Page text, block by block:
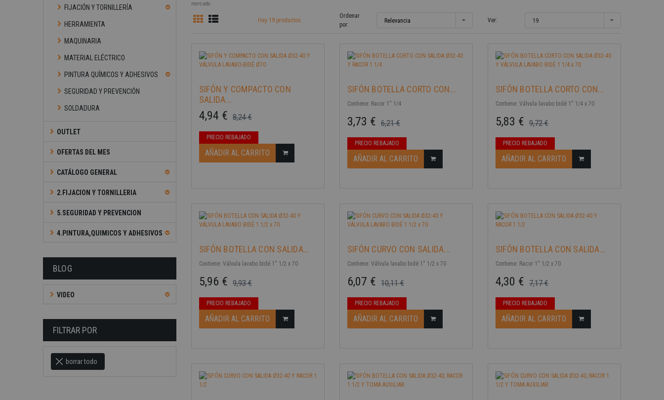
FIJACIÓN Y TORNILLERÍA
HERRAMIENTA
MAQUINARIA
MATERIAL ELÉCTRICO
PINTURA QUÍMICOS Y ADHESIVOS
SEGURIDAD Y PREVENCIÓN
SOLDADURA
OUTLET
OFERTAS DEL MES
CATÁLOGO GENERAL
2.FIJACION Y TORNILLERIA
5.SEGURIDAD Y PREVENCION
4.PINTURA,QUIMICOS Y ADHESIVOS
BLOG
VIDEO
FILTRAR POR
borrar todo
mercado.
Hay 19 productos.
Ordenar
por:
Relevancia Ver: 19
SIFÓN Y COMPACTO CON
SALIDA...
8,24 €
4,94 €
PRECIO REBAJADO
AÑADIR AL CARRITO
SIFÓN BOTELLA CORTO CON...
Contiene: Racor 1'' 1/4
6,21 €
3,73 €
PRECIO REBAJADO
AÑADIR AL CARRITO
SIFÓN BOTELLA CORTO CON...
Contiene: Válvula lavabo bidé 1'' 1/4 x 70
9,72 €
5,83 €
PRECIO REBAJADO
AÑADIR AL CARRITO
SIFÓN BOTELLA CON SALIDA...
Contiene: Válvula lavabo bidé 1'' 1/2 x 70
9,93 €
5,96 €
PRECIO REBAJADO
AÑADIR AL CARRITO
SIFÓN CURVO CON SALIDA...
Contiene: Válvula lavabo bidé 1'' 1/2 x 70
10,11 €
-40%
6,07 €
PRECIO REBAJADO
AÑADIR AL CARRITO
SIFÓN BOTELLA CON SALIDA...
Contiene: Racor 1'' 1/2 x 70
7,17 €
-40%
4,30 €
PRECIO REBAJADO
AÑADIR AL CARRITO
-40%